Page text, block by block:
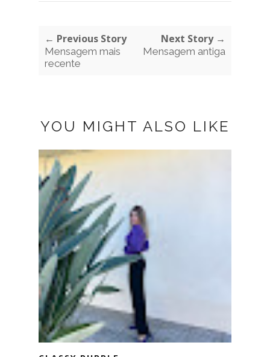
← Previous Story
Mensagem mais
recente
Next Story →
Mensagem antiga
YOU MIGHT ALSO LIKE